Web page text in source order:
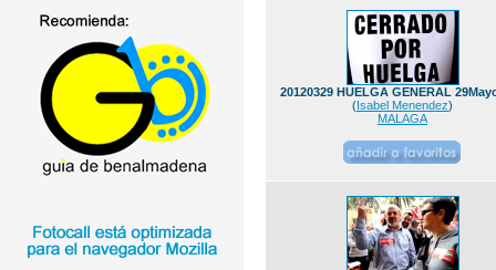
20120329 HUELGA GENERAL
(Isabel Menendez)
MALAGA